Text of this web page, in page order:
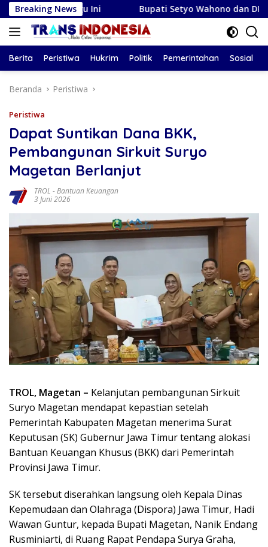
Langsung
ke
konten
Breaking News
Ini Bupati Setyo Wahono dan DPRD Bojonegoro
Berita Peristiwa Hukrim Politik Pemerintahan Sosial
Beranda Peristiwa
Peristiwa
Dapat Suntikan Dana BKK,
Pembangunan Sirkuit Suryo
Magetan Berlanjut
TROL -Bantuan Keuangan
3 Juni 2026
TROL, Magetan – Kelanjutan pembangunan Sirkuit
Suryo Magetan mendapat kepastian setelah
Pemerintah Kabupaten Magetan menerima Surat
Keputusan (SK) Gubernur Jawa Timur tentang alokasi
Bantuan Keuangan Khusus (BKK) dari Pemerintah
Provinsi Jawa Timur.
SK tersebut diserahkan langsung oleh Kepala Dinas
Kepemudaan dan Olahraga (Dispora) Jawa Timur, Hadi
Wawan Guntur, kepada Bupati Magetan, Nanik Endang
Rusminiarti, di Ruang Rapat Pendapa Surya Graha,